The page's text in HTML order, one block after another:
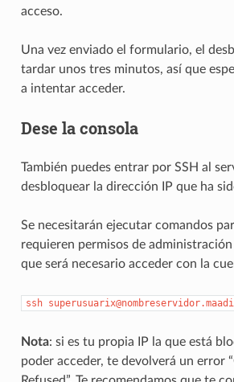
acceso.
Una vez enviado el formulario, el
tardar unos tres minutos, así que
a intentar acceder.
Dese la consola
También puedes entrar por SSH al
desbloquear la dirección IP que ha
Se necesitarán ejecutar comandos
requieren permisos de
que será necesario acceder con la
ssh
Nota: si es tu propia IP la que está
poder acceder, te devolverá un error